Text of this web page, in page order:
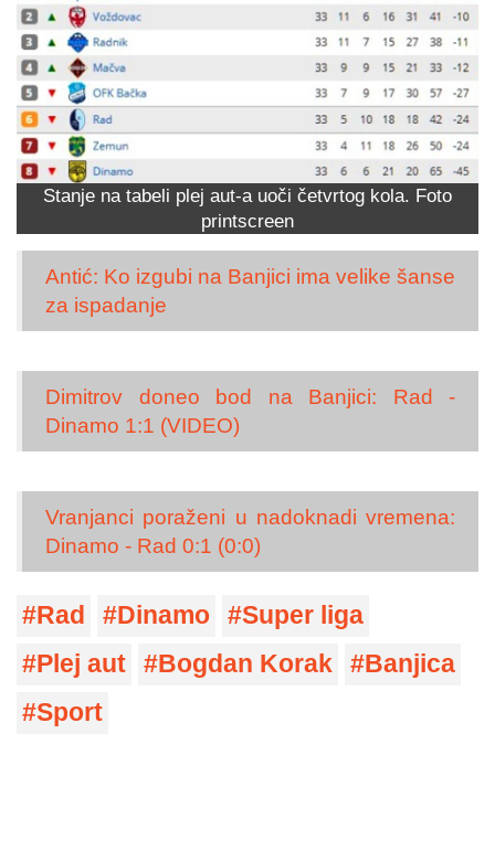
Stanje na tabeli plej aut-a uoči četvrtog kola. Foto
printscreen
Antić: Ko izgubi na Banjici ima velike šanse
za ispadanje
Dimitrov doneo bod na Banjici: Rad -
Dinamo 1:1 (VIDEO)
Vranjanci poraženi u nadoknadi vremena:
Dinamo - Rad 0:1 (0:0)
Rad Dinamo
Super liga
Plej aut
Bogdan Korak
Banjica
Sport